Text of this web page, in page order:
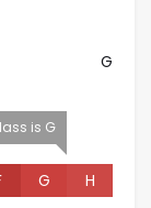
G
G
is G
H